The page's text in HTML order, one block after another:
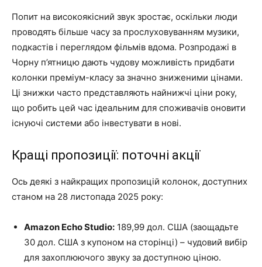
Попит на високоякісний звук зростає, оскільки люди
проводять більше часу за прослуховуванням музики,
подкастів і переглядом фільмів вдома. Розпродажі в
Чорну п’ятницю дають чудову можливість придбати
колонки преміум-класу за значно зниженими цінами.
Ці знижки часто представляють найнижчі ціни року,
що робить цей час ідеальним для споживачів оновити
існуючі системи або інвестувати в нові.
Кращі пропозиції: поточні акції
Ось деякі з найкращих пропозицій колонок, доступних
станом на 28 листопада 2025 року:
Amazon Echo Studio: 189,99 дол. США (заощадьте
30 дол. США з купоном на сторінці) – чудовий вибір
для захоплюючого звуку за доступною ціною.